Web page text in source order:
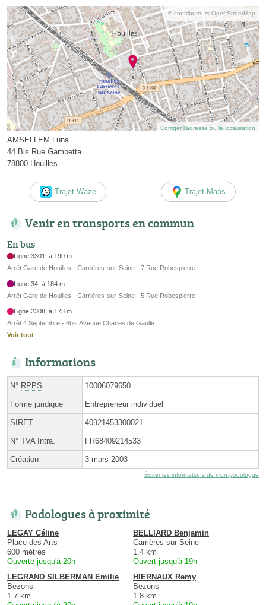
© contributeurs OpenStreetMap
Corriger l’adresse ou la localisation
AMSELLEM Luna
44 Bis Rue Gambetta
78800 Houilles
Trajet Waze Trajet Maps
Venir en transports en commun
En bus
Ligne 3301, à 190 m
Arrêt Gare de Houilles - Carrières-sur-Seine - 7 Rue Robespierre
Ligne 34, à 184 m
Arrêt Gare de Houilles - Carrières-sur-Seine - 5 Rue Robespierre
Ligne 2308, à 173 m
Arrêt 4 Septembre - 6bis Avenue Charles de Gaulle
Voir tout
Informations
N° RPPS 10006079650
Forme juridique Entrepreneur individuel
SIRET 40921453300021
N° TVA Intra. FR68409214533
Création 3 mars 2003
Éditer les informations de mon podologue
Podologues à proximité
LEGAY Céline
Place des Arts
600 mètres
Ouverte jusqu'à 20h
BELLIARD Benjamin
Carrières-sur-Seine
1.4 km
Ouvert jusqu'à 19h
LEGRAND SILBERMAN Emilie
Bezons
1.7 km
HIERNAUX Remy
Bezons
1.8 km